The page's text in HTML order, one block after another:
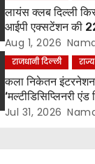
लायंस क्लब दिल्ली
आईपी एक्सटेंशन की
सोसायटियों के बीच
पौधारोपण
बिंदल की अहम भूमिका
Aug 1, 2026
राजधानी दिल्ली राज्य
कला निकेतन
‘मल्टीडिसिप्लिनरी
विषय पर शिक्षक
Jul 31, 2026